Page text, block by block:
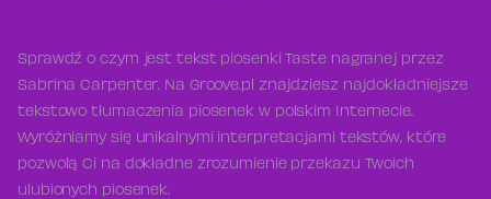
Sprawdź o czym jest tekst piosenki Taste nagranej przez
Sabrina Carpenter. Na Groove.pl znajdziesz najdokładniejsze
tekstowo tłumaczenia piosenek w polskim Internecie.
Wyróżniamy się unikalnymi interpretacjami tekstów, które
pozwolą Ci na dokładne zrozumienie przekazu Twoich
ulubionych piosenek.